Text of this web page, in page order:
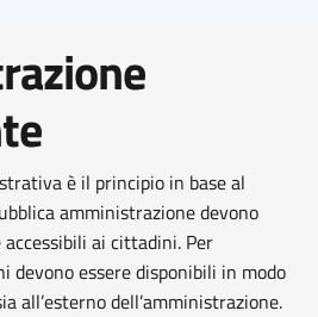
è il principio in base al
amministrazione devono
ai cittadini. Per
devono essere disponibili in modo
all’esterno dell’amministrazione.